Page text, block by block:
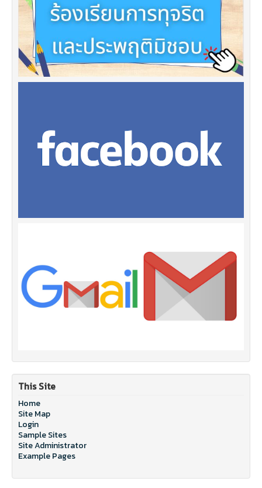
This Site
Home
Site Map
Login
Sample Sites
Site Administrator
Example Pages